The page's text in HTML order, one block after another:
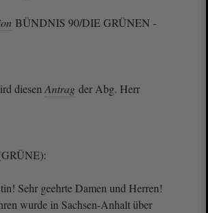
BÜNDNIS 90/DIE GRÜNEN -
diesen Antrag der Abg. Herr
Sehr geehrte Damen und Herren!
wurde in Sachsen-Anhalt über